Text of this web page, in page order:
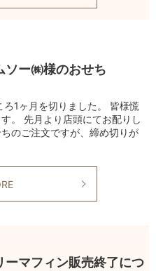
ソー㈱様のおせち
1ヶ月を切りました。 皆様慌
。 先月より店頭にてお配りし
のご注文ですが、締め切りが
ーマフィン販売終了につ